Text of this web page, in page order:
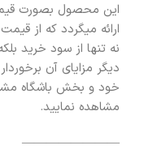
این محصول بصورت
ارائه میگردد که از
نه تنها از سود خرید
دیگر مزایای آن
خود و بخش باشگاه
مشاهده نمایید.
————————